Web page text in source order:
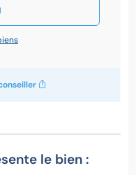
le bien :